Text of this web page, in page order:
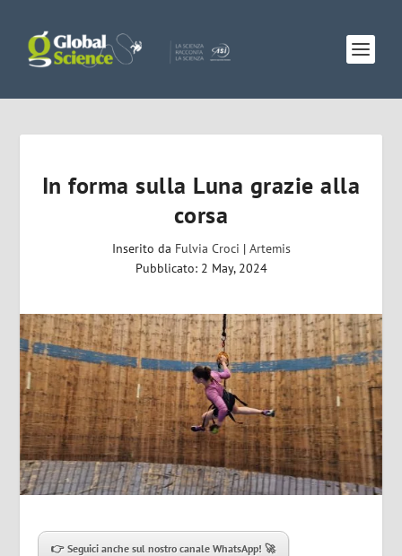
In forma sulla Luna grazie alla
corsa
Inserito da Fulvia Croci | Artemis
Pubblicato: 2 May, 2024
👉 Seguici anche sul nostro canale WhatsApp! 🚀